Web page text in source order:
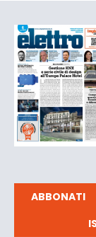
ABBONATI